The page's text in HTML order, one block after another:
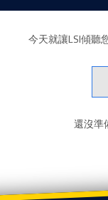
今天就讓LSI傾聽
還沒準